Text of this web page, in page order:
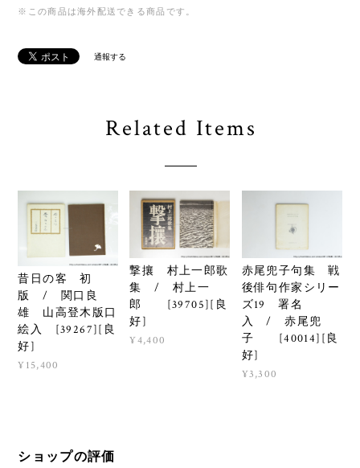
※この商品は海外配送できる商品です。
通報する
Related Items
昔日の客 初
版 / 関口良
雄 山高登木版口
絵入 [39267][良
好]
¥15,400
撃攘 村上一郎歌
集 / 村上一
郎 [39705][良
好]
¥4,400
赤尾兜子句集 戦
後俳句作家シリー
ズ19 署名
入 / 赤尾兜
子 [40014][良
好]
¥3,300
ショップの評価